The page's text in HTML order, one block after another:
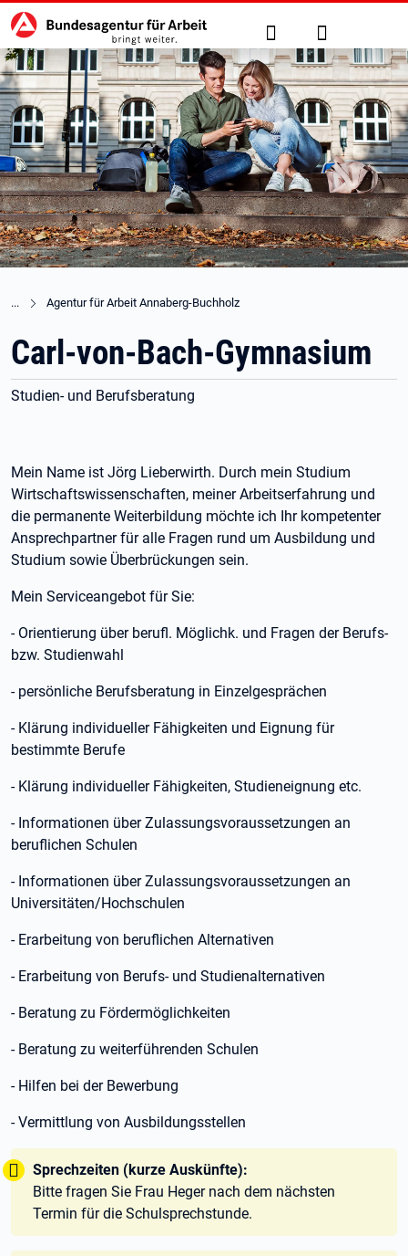
zu den Hauptinhalten springen
Hauptnavigation Suche Anmelden
Agentur für Arbeit Annaberg-Buchholz
Carl-von-Bach-Gymnasium
Studien- und Berufsberatung
Mein Name ist Jörg Lieberwirth. Durch mein Studium
Wirtschaftswissenschaften, meiner Arbeitserfahrung und
die permanente Weiterbildung möchte ich Ihr kompetenter
Ansprechpartner für alle Fragen rund um Ausbildung und
Studium sowie Überbrückungen sein.
Mein Serviceangebot für Sie:
- Orientierung über berufl. Möglichk. und Fragen der Berufs-
bzw. Studienwahl
- persönliche Berufsberatung in Einzelgesprächen
- Klärung individueller Fähigkeiten und Eignung für
bestimmte Berufe
- Klärung individueller Fähigkeiten, Studieneignung etc.
- Informationen über Zulassungsvoraussetzungen an
beruflichen Schulen
- Informationen über Zulassungsvoraussetzungen an
Universitäten/Hochschulen
- Erarbeitung von beruflichen Alternativen
- Erarbeitung von Berufs- und Studienalternativen
- Beratung zu Fördermöglichkeiten
- Beratung zu weiterführenden Schulen
- Hilfen bei der Bewerbung
- Vermittlung von Ausbildungsstellen
Tipp:
Sprechzeiten (kurze Auskünfte):
Bitte fragen Sie Frau Heger nach dem nächsten
Termin für die Schulsprechstunde.